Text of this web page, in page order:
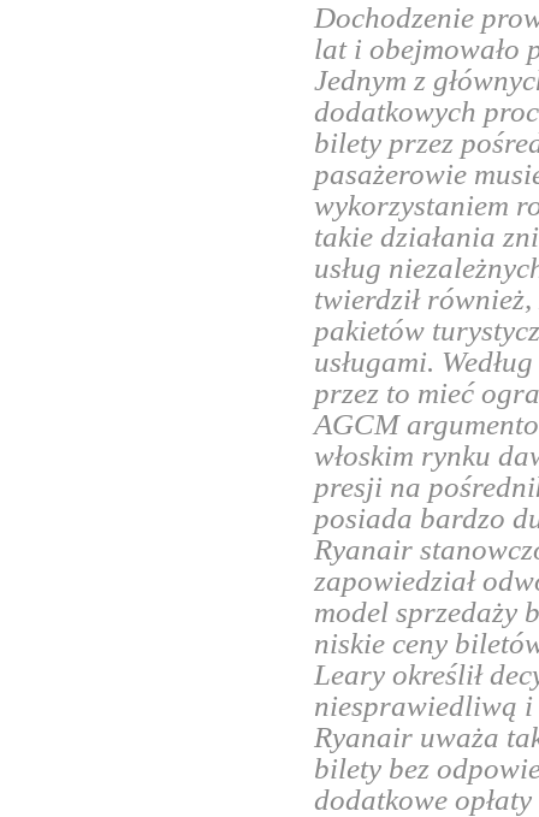
Dochodzenie
lat i obejmowało
Jednym z
dodatkowych
bilety przez
pasażerowie
wykorzystaniem
takie działania
usług
twierdził
pakietów
usługami.
przez to mieć
AGCM
włoskim rynku
presji na
posiada bardzo
Ryanair
zapowiedział
model sprzedaży
niskie ceny
Leary określił
niesprawiedliwą i
Ryanair uważa
bilety bez
dodatkowe